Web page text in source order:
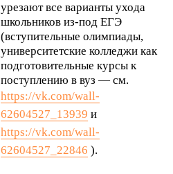
урезают все варианты ухода
школьников из-под ЕГЭ
(вступительные олимпиады,
университетские колледжи как
подготовительные курсы к
поступлению в вуз — см.
https://vk.com/wall-
62604527_13939 и
https://vk.com/wall-
62604527_22846 ).